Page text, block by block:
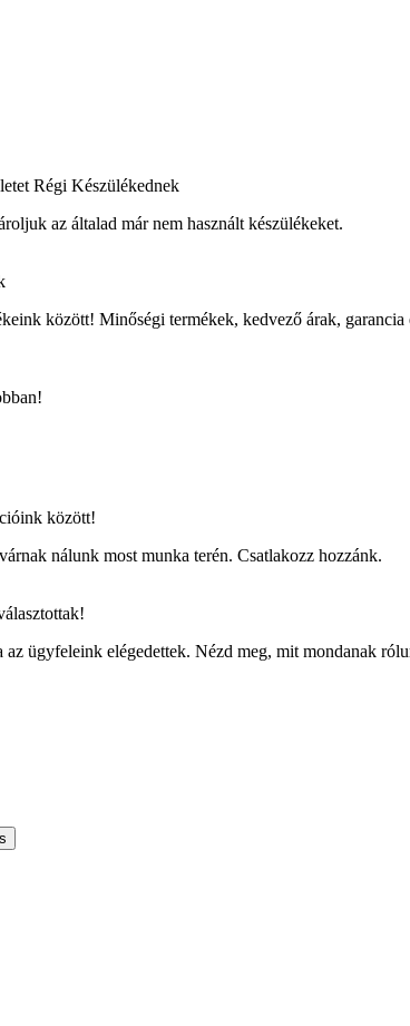
Régi Készülékednek
az általad már nem használt készülékeket.
között! Minőségi termékek, kedvező árak,
között!
nálunk most munka terén. Csatlakozz hozzánk.
ügyfeleink elégedettek. Nézd meg, mit mondanak